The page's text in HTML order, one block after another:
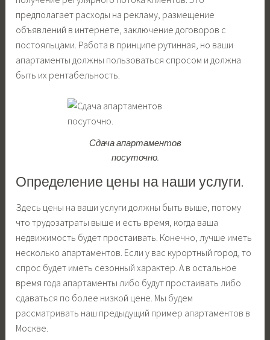
предполагает расходы на рекламу, размещение
объявлений в интернете, заключение договоров с
постояльцами. Работа в принципе рутинная, но ваши
апартаменты должны пользоваться спросом и должна
быть их рентабельность.
Сдача апартаментов
посуточно.
Определение цены на наши услуги.
Здесь цены на ваши услуги должны быть выше, потому
что трудозатраты выше и есть время, когда ваша
недвижимость будет простаивать. Конечно, лучше иметь
несколько апартаментов. Если у вас курортный город, то
спрос будет иметь сезонный характер. А в остальное
время года апартаменты либо будут простаивать либо
сдаваться по более низкой цене. Мы будем
рассматривать наш предыдущий пример апартаментов в
Москве.